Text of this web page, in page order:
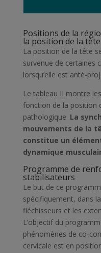
Positions de la
la position de la tête
La position de la tête
survenue de certaines
lorsqu’elle est anté-
Le tableau II montre
fonction de la position
pathologique. La
mouvements de la
constitue un
dynamique
Programme de
stabilisateurs
Le but de ce
spécifiquement, dans
fléchisseurs et les
L’objectif du
phénomènes de co-
cervicale est en